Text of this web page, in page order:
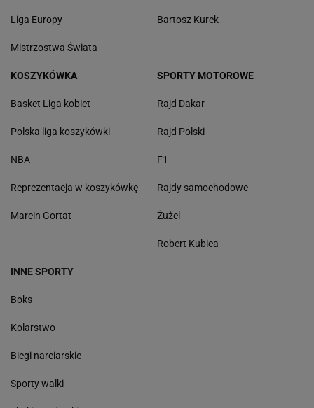
Liga Europy
Mistrzostwa Świata
Bartosz Kurek
KOSZYKÓWKA
Basket Liga kobiet
Polska liga koszykówki
NBA
Reprezentacja w koszykówkę
Marcin Gortat
SPORTY MOTOROWE
Rajd Dakar
Rajd Polski
F1
Rajdy samochodowe
Żużel
Robert Kubica
INNE SPORTY
Boks
Kolarstwo
Biegi narciarskie
Sporty walki